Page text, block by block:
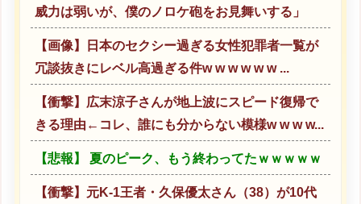
威力は弱いが、僕のノロケ砲をお見舞いする」
【画像】日本のセクシー過ぎる女性犯罪者一覧が
冗談抜きにレベル高過ぎる件w w w w w w ...
【衝撃】広末涼子さんが地上波にスピード復帰で
きる理由←コレ、誰にも分からない模様w w w w...
【悲報】 夏のピーク、もう終わってたｗｗｗｗｗ
【衝撃】元K-1王者・久保優太さん（38）が10代